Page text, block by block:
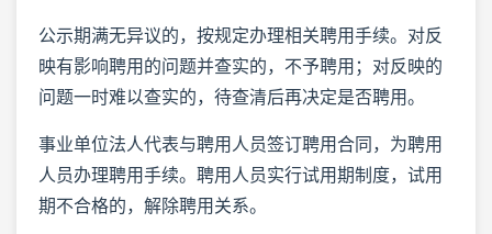
公示期满无异议的，按规定办理相关聘用手续。对反
映有影响聘用的问题并查实的，不予聘用；对反映的
问题一时难以查实的，待查清后再决定是否聘用。
事业单位法人代表与聘用人员签订聘用合同，为聘用
人员办理聘用手续。聘用人员实行试用期制度，试用
期不合格的，解除聘用关系。